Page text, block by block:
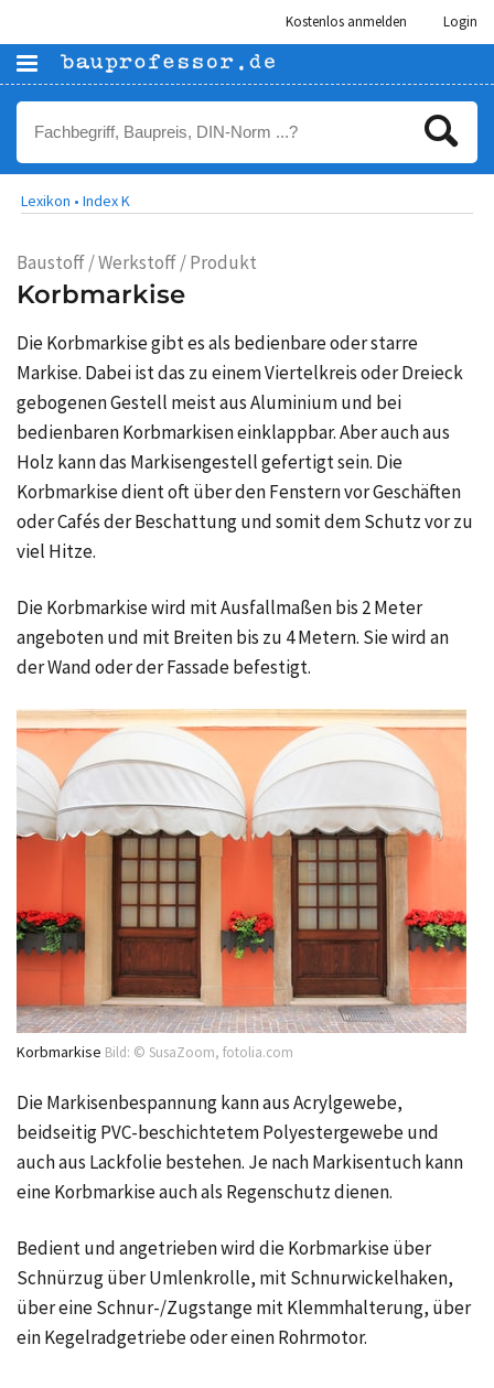
Kostenlos anmelden Login
Lexikon • Index K
Baustoff / Werkstoff / Produkt
Korbmarkise
Die Korbmarkise gibt es als bedienbare oder starre
Markise. Dabei ist das zu einem Viertelkreis oder Dreieck
gebogenen Gestell meist aus Aluminium und bei
bedienbaren Korbmarkisen einklappbar. Aber auch aus
Holz kann das Markisengestell gefertigt sein. Die
Korbmarkise dient oft über den Fenstern vor Geschäften
oder Cafés der Beschattung und somit dem Schutz vor zu
viel Hitze.
Die Korbmarkise wird mit Ausfallmaßen bis 2 Meter
angeboten und mit Breiten bis zu 4 Metern. Sie wird an
der Wand oder der Fassade befestigt.
Korbmarkise Bild: © SusaZoom, fotolia.com
Die Markisenbespannung kann aus Acrylgewebe,
beidseitig PVC-beschichtetem Polyestergewebe und
auch aus Lackfolie bestehen. Je nach Markisentuch kann
eine Korbmarkise auch als Regenschutz dienen.
Bedient und angetrieben wird die Korbmarkise über
Schnürzug über Umlenkrolle, mit Schnurwickelhaken,
über eine Schnur-/Zugstange mit Klemmhalterung, über
ein Kegelradgetriebe oder einen Rohrmotor.